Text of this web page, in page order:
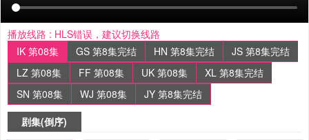
播放线路 : HLS错误，建议切换线路
IK 第08集
GS 第8集完结 HN 第8集完结
JS 第8集完结
LZ 第08集
FF 第08集 UK 第08集
XL 第8集完结
SN 第08集
WJ 第08集
JY 第8集完结
剧集(倒序)